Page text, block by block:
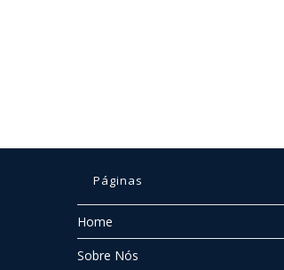
Páginas
Home
Sobre Nós